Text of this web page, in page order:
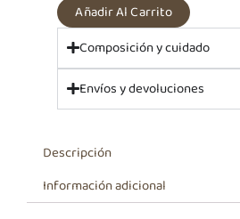
Añadir Al Carrito
Composición y cuidado
Envíos y devoluciones
Descripción
Información adicional